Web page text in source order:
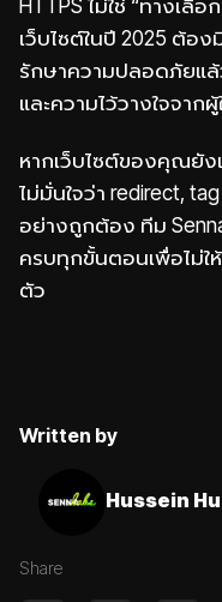
เว็บไซต์ในปี 2025 ต้อ
รักษาความปลอดภัยแ
และความไว้วางใจจากผู้
หากเว็บไซต์ของคุณยัง
ไม่มั่นใจว่า redirect,
อย่างถูกต้อง ทีม
ครบทุกขั้นตอนเพื่อไม่ใ
ตัว
Written by
Hussein
Share